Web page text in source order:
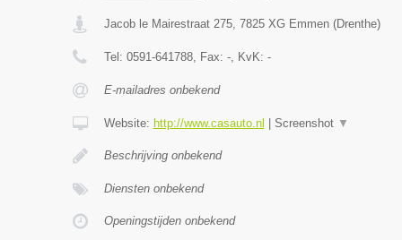
Jacob le Mairestraat 275, 7825 XG Emmen(Drenthe)
Tel: 0591-641788, Fax: -, KvK: -
E-mailadres onbekend
Website: http://www.casauto.nl Screenshot ▼
Beschrijving onbekend
Diensten onbekend
Openingstijden onbekend